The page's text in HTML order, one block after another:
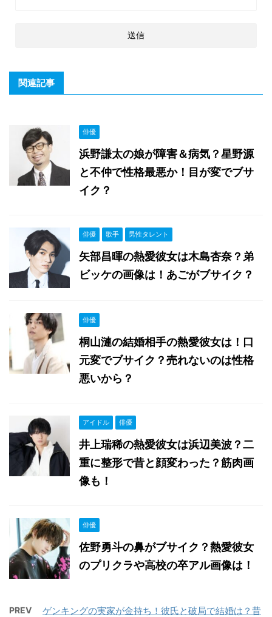
関連記事
俳優
浜野謙太の娘が障害＆病気？星野源
と不仲で性格最悪か！目が変でブサ
イク？
俳優 歌手 男性タレント
矢部昌暉の熱愛彼女は木島杏奈？弟
ビッケの画像は！あごがブサイク？
俳優
桐山漣の結婚相手の熱愛彼女は！口
元変でブサイク？売れないのは性格
悪いから？
アイドル 俳優
井上瑞稀の熱愛彼女は浜辺美波？二
重に整形で昔と顔変わった？筋肉画
像も！
俳優
佐野勇斗の鼻がブサイク？熱愛彼女
のプリクラや高校の卒アル画像は！
PREV
ゲンキングの実家が金持ち！彼氏と破局で結婚は？昔